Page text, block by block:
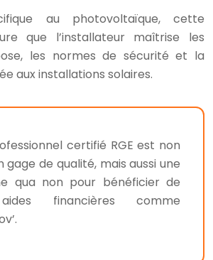
au photovoltaïque, cette
que l’installateur maîtrise les
les normes de sécurité et la
aux installations solaires.
certifié RGE est non
gage de qualité, mais aussi une
qua non pour bénéficier de
financières comme